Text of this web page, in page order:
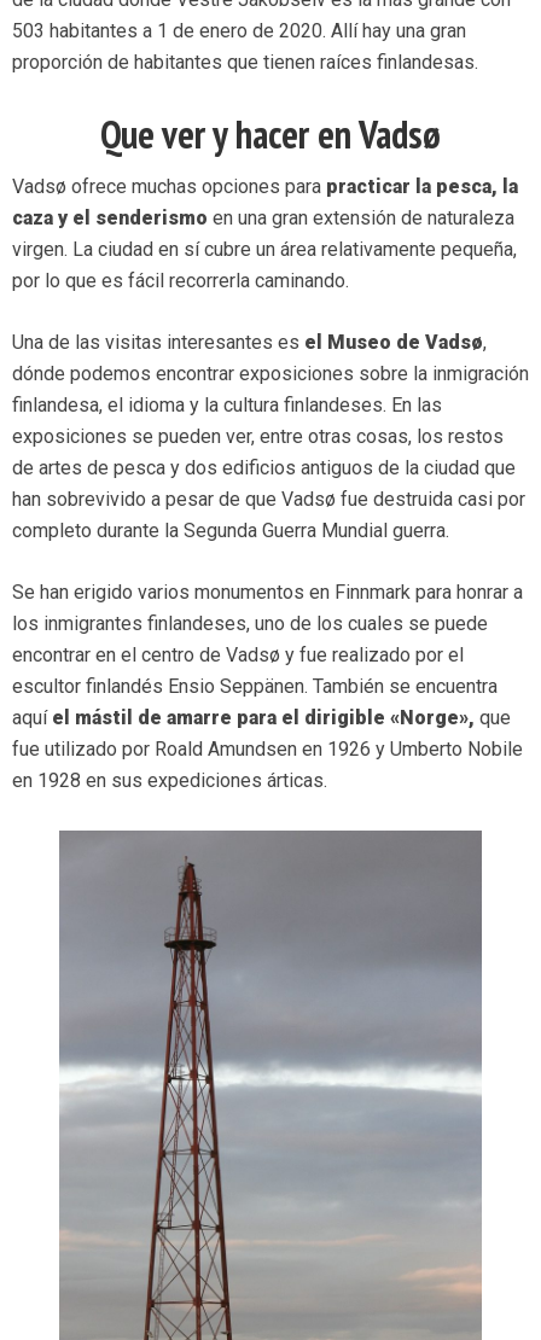
503 habitantes a 1 de enero de 2020. Allí hay una gran
proporción de habitantes que tienen raíces finlandesas.
Que ver y hacer en Vadsø
Vadsø ofrece muchas opciones para practicar la pesca, la
caza y el senderismo en una gran extensión de naturaleza
virgen. La ciudad en sí cubre un área relativamente pequeña,
por lo que es fácil recorrerla caminando.
Una de las visitas interesantes es el Museo de Vadsø,
dónde podemos encontrar exposiciones sobre la inmigración
finlandesa, el idioma y la cultura finlandeses. En las
exposiciones se pueden ver, entre otras cosas, los restos
de artes de pesca y dos edificios antiguos de la ciudad que
han sobrevivido a pesar de que Vadsø fue destruida casi por
completo durante la Segunda Guerra Mundial guerra.
Se han erigido varios monumentos en Finnmark para honrar a
los inmigrantes finlandeses, uno de los cuales se puede
encontrar en el centro de Vadsø y fue realizado por el
escultor finlandés Ensio Seppänen. También se encuentra
aquí el mástil de amarre para el dirigible «Norge», que
fue utilizado por Roald Amundsen en 1926 y Umberto Nobile
en 1928 en sus expediciones árticas.